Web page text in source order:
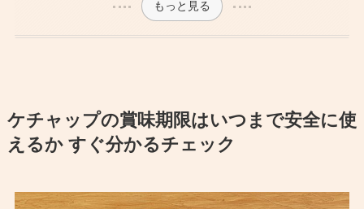
もっと見る
ケチャップの賞味期限はいつまで安全に使
えるか すぐ分かるチェック